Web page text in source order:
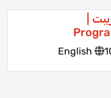
|
English